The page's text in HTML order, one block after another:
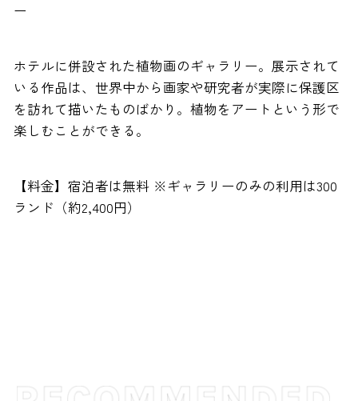
ー
ホテルに併設された植物画のギャラリー。展示されて
いる作品は、世界中から画家や研究者が実際に保護区
を訪れて描いたものばかり。植物をアートという形で
楽しむことができる。
【料金】宿泊者は無料 ※ギャラリーのみの利用は300
ランド（約2,400円）